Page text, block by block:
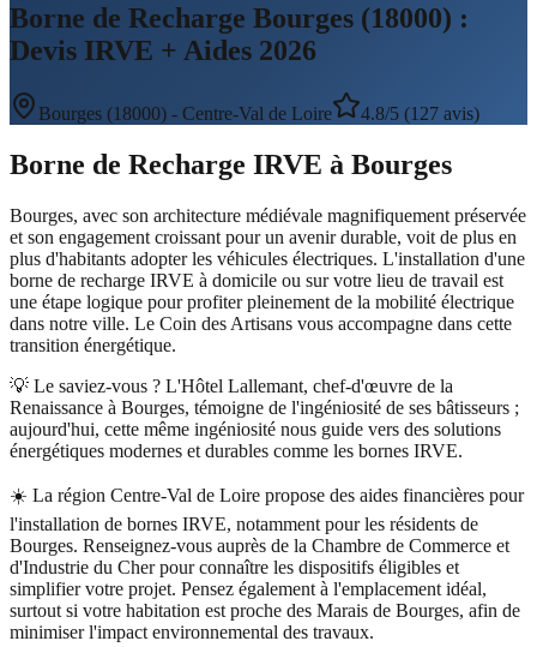
Borne de Recharge Bourges (18000) :
Devis IRVE + Aides 2026
Bourges (18000) - Centre-Val de Loire 4.8/5 (127 avis)
Borne de Recharge IRVE à Bourges
Bourges, avec son architecture médiévale magnifiquement préservée
et son engagement croissant pour un avenir durable, voit de plus en
plus d'habitants adopter les véhicules électriques. L'installation d'une
borne de recharge IRVE à domicile ou sur votre lieu de travail est
une étape logique pour profiter pleinement de la mobilité électrique
dans notre ville. Le Coin des Artisans vous accompagne dans cette
transition énergétique.
💡 Le saviez-vous ? L'Hôtel Lallemant, chef-d'œuvre de la
Renaissance à Bourges, témoigne de l'ingéniosité de ses bâtisseurs ;
aujourd'hui, cette même ingéniosité nous guide vers des solutions
énergétiques modernes et durables comme les bornes IRVE.
☀️ La région Centre-Val de Loire propose des aides financières pour
l'installation de bornes IRVE, notamment pour les résidents de
Bourges. Renseignez-vous auprès de la Chambre de Commerce et
d'Industrie du Cher pour connaître les dispositifs éligibles et
simplifier votre projet. Pensez également à l'emplacement idéal,
surtout si votre habitation est proche des Marais de Bourges, afin de
minimiser l'impact environnemental des travaux.